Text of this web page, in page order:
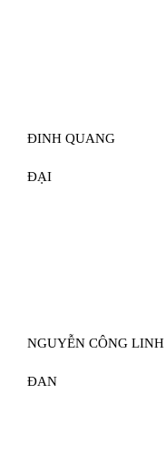
ĐINH QUANG
ĐẠI
NGUYỄN CÔNG LINH
ĐAN